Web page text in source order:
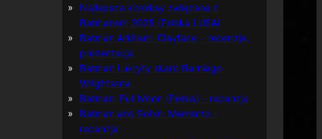
Najlepsze komiksy związane z
Batmanem 2025 (Polska i USA)
Batman Arkham: Clayface – recenzja,
prezentacja
Batman i ukryty skarb Berniego
Wrightsona
Batman: Full Moon (Pełnia) – recenzja
Batman and Robin: Memento –
recenzja